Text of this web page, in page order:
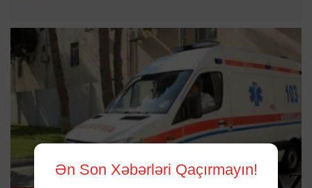
Ən Son Xəbərləri Qaçırmayın!